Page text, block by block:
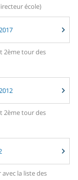
école)
2ème tour des
2ème tour des
la liste des